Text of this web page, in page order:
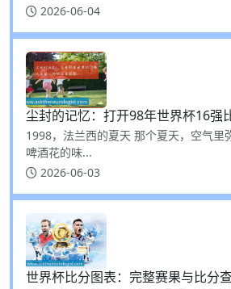
2026-06-04
尘封的记忆：打开98年世界杯16强
1998，法兰西的夏天 那个夏天，空气里
啤酒花的味...
2026-06-03
世界杯比分图表：完整赛果与比分